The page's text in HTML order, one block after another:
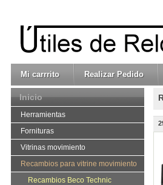
Mi carrrito Realizar Pedido
Inicio
Herramientas
Fornituras
Vitrinas movimiento
Recambios para vitrine movimiento
Recambios Beco Technic